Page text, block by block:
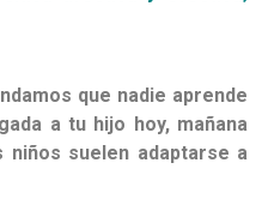
que nadie aprende
a tu hijo hoy, mañana
niños suelen adaptarse a